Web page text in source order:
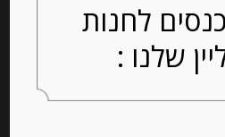
לחנות
שלנו :